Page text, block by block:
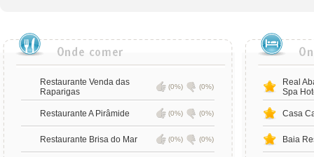
Restaurante Venda das
Raparigas
(0%) (0%)
Restaurante A Pirâmide (0%) (0%)
Restaurante Brisa do Mar (0%) (0%)
Real
Spa
Casa
Baia